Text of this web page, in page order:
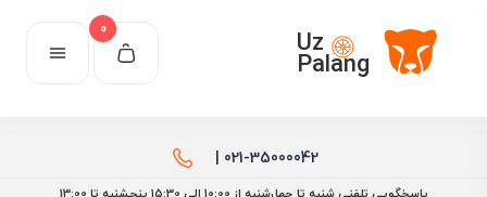
Uz
Palang
0
021-35000042 |